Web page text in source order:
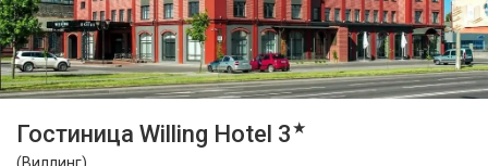
Гостиница Willing Hotel 3★